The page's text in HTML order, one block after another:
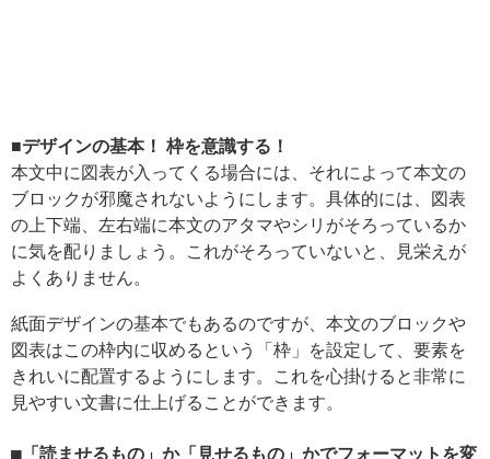
■デザインの基本！ 枠を意識する！
本文中に図表が入ってくる場合には、それによって本文の
ブロックが邪魔されないようにします。具体的には、図表
の上下端、左右端に本文のアタマやシリがそろっているか
に気を配りましょう。これがそろっていないと、見栄えが
よくありません。
紙面デザインの基本でもあるのですが、本文のブロックや
図表はこの枠内に収めるという「枠」を設定して、要素を
きれいに配置するようにします。これを心掛けると非常に
見やすい文書に仕上げることができます。
■「読ませるもの」か「見せるもの」かでフォーマットを変